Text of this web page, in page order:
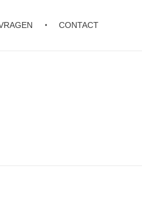
CONTACT